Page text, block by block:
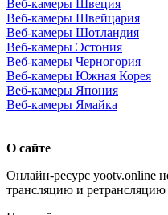
Веб-камеры Швеция
Веб-камеры Швейцария
Веб-камеры Шотландия
Веб-камеры Эстония
Веб-камеры Черногория
Веб-камеры Южная Корея
Веб-камеры Япония
Веб-камеры Ямайка
О сайте
Онлайн-ресурс yootv.online
трансляцию и ретрансляцию